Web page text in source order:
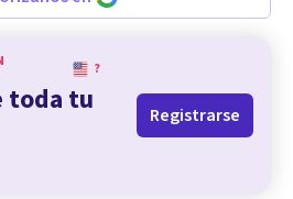
?
toda tu
Registrarse